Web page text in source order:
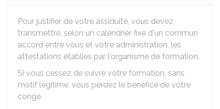
Pour justifier de votre assiduité, vous devez
transmettre, selon un calendrier fixé d'un commun
accord entre vous et votre administration, les
attestations établies par l'organisme de formation.
Si vous cessez de suivre votre formation, sans
motif légitime, vous perdez le bénéfice de votre
congé.